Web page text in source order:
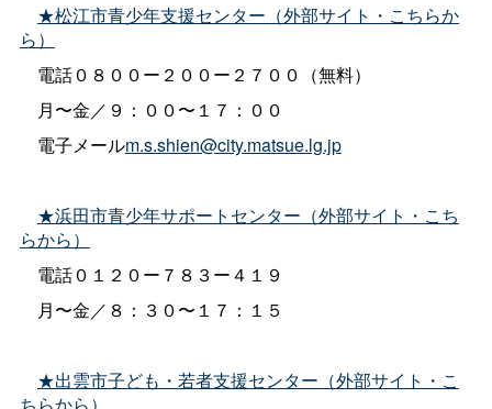
★松江市青少年支援センター（外部サイト・こちらか
ら）
電話０８００ー２００ー２７００（無料）
月〜金／９：００〜１７：００
電子メールm.s.shien@city.matsue.lg.jp
★浜田市青少年サポートセンター（外部サイト・こち
らから）
電話０１２０ー７８３ー４１９
月〜金／８：３０〜１７：１５
★出雲市子ども・若者支援センター（外部サイト・こ